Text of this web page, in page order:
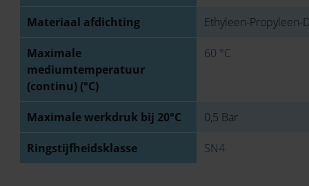
Materiaal afdichting Ethyleen-Propyleen-
Maximale
mediumtemperatuur
(continu) (°C)
60 °C
Maximale werkdruk bij 20°C 0,5 Bar
Ringstijfheidsklasse SN4